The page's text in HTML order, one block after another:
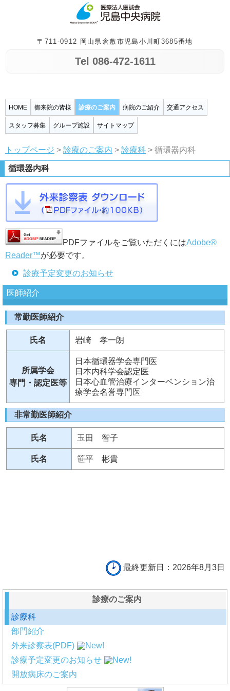
〒711-0912 岡山県倉敷市児島小川町3685番地
Tel 086-472-1611
HOME 御来院の皆様 診療のご案内 病院のご紹介 交通アクセス
スタッフ募集 グループ施設 サイトマップ
トップページ > 診療のご案内 > 診療科 > 循環器内科
循環器内科
PDFファイルをご覧いただくにはAdobe®
Reader™が必要です。
診療予定変更のお知らせ
医師紹介
常勤医師紹介
氏名 岩崎 孝一朗
所属学会
専門・認定医等
日本循環器学会専門医
日本内科学会認定医
日本心血管治療インターベンション治
療学会名誉専門医
非常勤医師紹介
氏名 玉田 智子
氏名 笹平 彬貴
最終更新日：2026年8月3日
診療のご案内
診療科
部門紹介
外来診察表(PDF)
診療予定変更のお知らせ
開放病床のご案内